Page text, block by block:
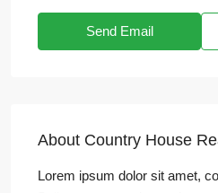
Send Email
About Country House
Lorem ipsum dolor sit amet,